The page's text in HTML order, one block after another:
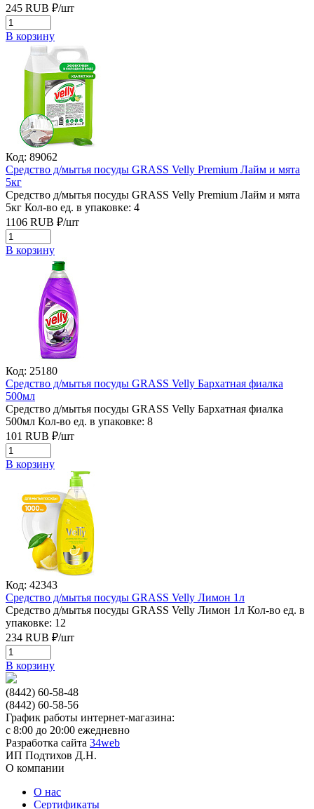
245 RUB ₽/шт
В корзину
Код: 89062
Средство д/мытья посуды GRASS Velly Premium Лайм и мята
5кг
Средство д/мытья посуды GRASS Velly Premium Лайм и мята
5кг Кол-во ед. в упаковке: 4
1106 RUB ₽/шт
В корзину
Код: 25180
Средство д/мытья посуды GRASS Velly Бархатная фиалка
500мл
Средство д/мытья посуды GRASS Velly Бархатная фиалка
500мл Кол-во ед. в упаковке: 8
101 RUB ₽/шт
В корзину
Код: 42343
Средство д/мытья посуды GRASS Velly Лимон 1л
Средство д/мытья посуды GRASS Velly Лимон 1л Кол-во ед. в
упаковке: 12
234 RUB ₽/шт
В корзину
(8442) 60-58-48
(8442) 60-58-56
График работы интернет-магазина:
с 8:00 до 20:00 ежедневно
Разработка сайта 34web
ИП Подтихов Д.Н.
О компании
О нас
Сертификаты